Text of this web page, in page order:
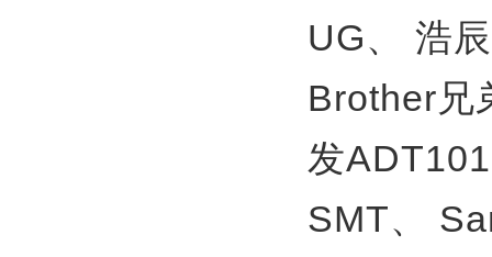
UG、
浩
Brother兄
发
SMT、